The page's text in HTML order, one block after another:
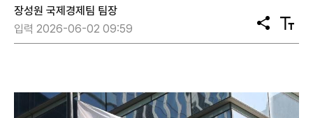
장성원 국제경제팀 팀장
입력 2026-06-02 09:59
공
유
텍
스